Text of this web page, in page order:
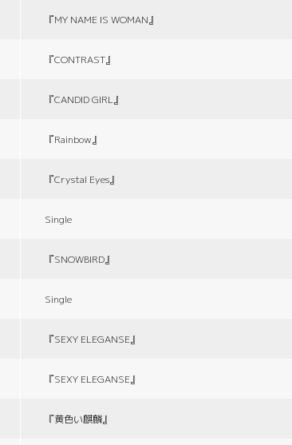
『MY NAME IS WOMAN』
『CONTRAST』
『CANDID GIRL』
『Rainbow』
『Crystal Eyes』
Single
『SNOWBIRD』
Single
『SEXY ELEGANSE』
『SEXY ELEGANSE』
『黄色い麒麟』